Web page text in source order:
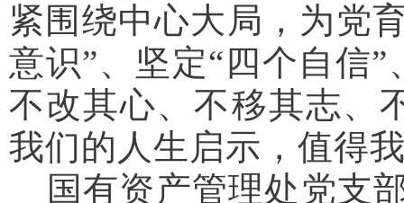
紧围绕中心大局，为党
意识”、坚定“四个自信
不改其心、不移其志、
我们的人生启示，值得
国有资产管理处党支